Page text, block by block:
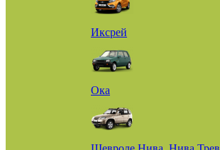
Иксрей
Ока